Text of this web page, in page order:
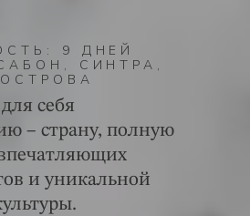
9 ДНЕЙ
СИНТРА,
себя
– страну, полную
и уникальной